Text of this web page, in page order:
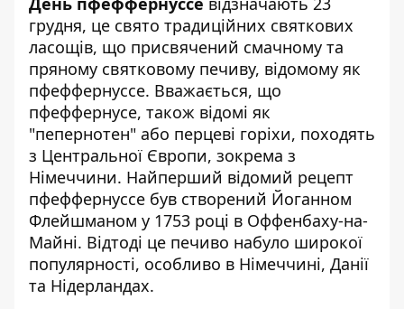
грудня, це свято традиційних святкових
ласощів, що присвячений смачному та
пряному святковому печиву, відомому як
пфеффернуссе. Вважається, що
пфеффернусе, також відомі як
"пепернотен" або перцеві горіхи, походять
з Центральної Європи, зокрема з
Німеччини. Найперший відомий рецепт
пфеффернуссе був створений Йоганном
Флейшманом у 1753 році в Оффенбаху-на-
Майні. Відтоді це печиво набуло широкої
популярності, особливо в Німеччині, Данії
та Нідерландах.